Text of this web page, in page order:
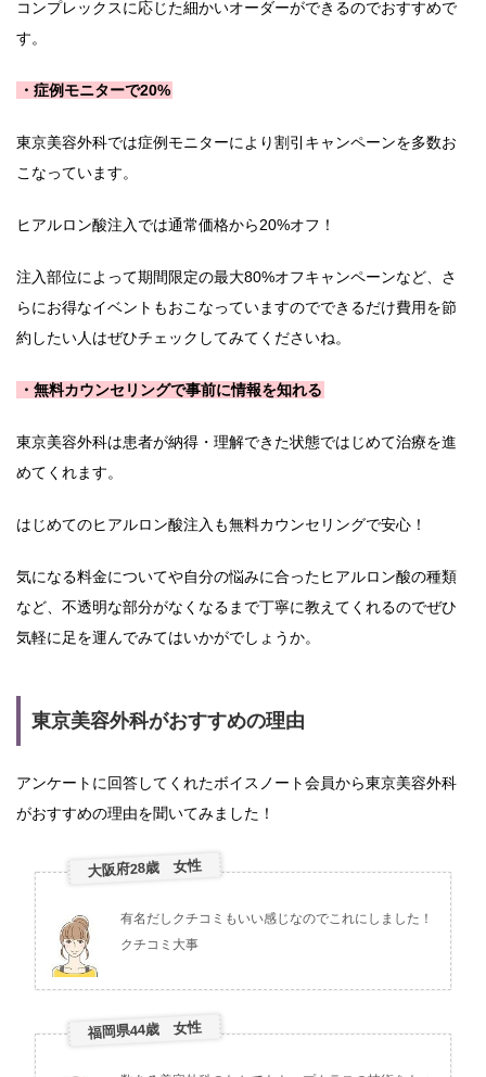
コンプレックスに応じた細かいオーダーができるのでおすすめで
す。
・症例モニターで20%
東京美容外科では症例モニターにより割引キャンペーンを多数お
こなっています。
ヒアルロン酸注入では通常価格から20%オフ！
注入部位によって期間限定の最大80%オフキャンペーンなど、さ
らにお得なイベントもおこなっていますのでできるだけ費用を節
約したい人はぜひチェックしてみてくださいね。
・無料カウンセリングで事前に情報を知れる
東京美容外科は患者が納得・理解できた状態ではじめて治療を進
めてくれます。
はじめてのヒアルロン酸注入も無料カウンセリングで安心！
気になる料金についてや自分の悩みに合ったヒアルロン酸の種類
など、不透明な部分がなくなるまで丁寧に教えてくれるのでぜひ
気軽に足を運んでみてはいかがでしょうか。
東京美容外科がおすすめの理由
アンケートに回答してくれたボイスノート会員から東京美容外科
がおすすめの理由を聞いてみました！
大阪府28歳 女性
有名だしクチコミもいい感じなのでこれにしました！
クチコミ大事
福岡県44歳 女性